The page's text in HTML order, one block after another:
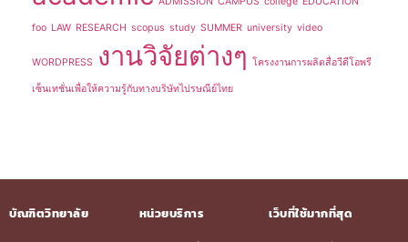
foo LAW RESEARCH scopus study SUMMER university video
WORDPRESS งานวิจัยต่างๆ โครงงานการผลิตสื่อวีดีโอพรี
เซ็นเทชั่นเพื่อให้ความรู้กับทางบริษัทไปรษณีย์ไทย
บัณฑิตวิทยาลัย
หน่วยบริการ
เว็บที่ใช้มากที่สุด